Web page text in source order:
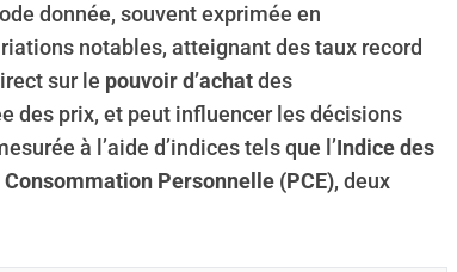
donnée, souvent exprimée en
notables, atteignant des taux record
sur le pouvoir d’achatdes
des prix, et peut influencer les décisions
à l’aide d’indices tels que l’Indice des
Consommation Personnelle (PCE), deux